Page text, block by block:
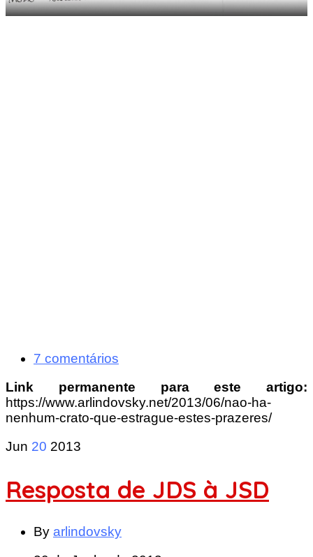
7 comentários
Link permanente para este artigo:
https://www.arlindovsky.net/2013/06/nao-ha-
nenhum-crato-que-estrague-estes-prazeres/
Jun 20 2013
Resposta de JDS à JSD
By arlindovsky